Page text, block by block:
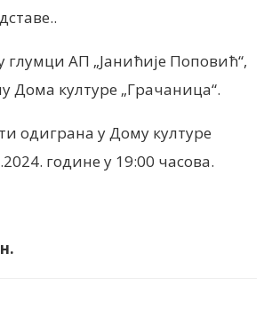
глумци АП „Јанићије Поповић“,
Дома културе „Грачаница“.
одиграна у Дому културе
године у 19:00 часова.